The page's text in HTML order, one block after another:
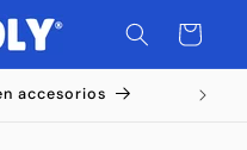
Carrito
accesorios